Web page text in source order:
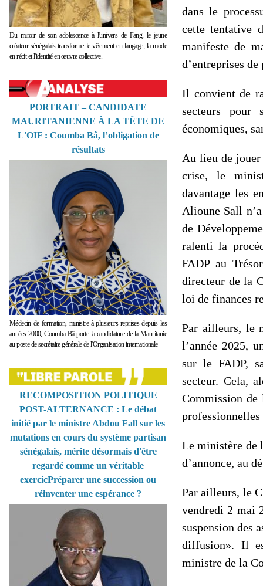
Du miroir de son adolescence à l'univers de Fang, le jeune
créateur sénégalais transforme le vêtement en langage, la mode
en récit et l'identité en œuvre collective.
PORTRAIT – CANDIDATE
MAURITANIENNE À LA TÊTE DE
L'OIF : Coumba Bâ, l’obligation de
résultats
Médecin de formation, ministre à plusieurs reprises depuis les
années 2000, Coumba Bâ porte la candidature de la Mauritanie
au poste de secrétaire générale de l'Organisation internationale
RECOMPOSITION POLITIQUE
POST-ALTERNANCE : Le débat
initié par le ministre Abdou Fall sur les
mutations en cours du système partisan
sénégalais, mérite désormais d'être
regardé comme un véritable
exercicPréparer une succession ou
réinventer une espérance ?
dans le
cette tentative
manifeste de
d’entreprises de
Il convient de
secteurs pour
économiques,
Au lieu de jouer
crise, le
davantage les
Alioune Sall
de
ralenti la
FADP au
directeur de la
loi de finances
Par ailleurs, le
l’année 2025,
sur le FADP,
secteur. Cela,
Commission de
professionnelles
Le ministère de
d’annonce, au
Par ailleurs, le
vendredi 2 mai
suspension des
diffusion». Il
ministre de la